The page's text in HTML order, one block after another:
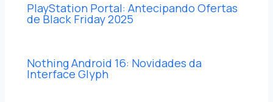
PlayStation Portal: Antecipando Ofertas
de Black Friday 2025
Nothing Android 16: Novidades da
Interface Glyph